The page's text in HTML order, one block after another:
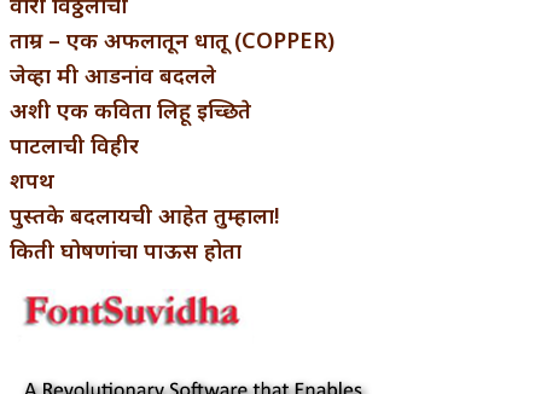
ताम्र – एक अफलातून धातू (COPPER)
जेव्हा मी आडनांव बदलले
अशी एक कविता लिहू इच्छिते
पाटलाची विहीर
शपथ
पुस्तके बदलायची आहेत तुम्हाला!
किती घोषणांचा पाऊस होता